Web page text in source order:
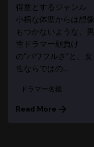
得意とするジャンル
小柄な体型からは想像
もつかないような、男
性ドラマー顔負け
の”パワフルさ”と、女
性ならではの...
ドラマー名鑑
Read More